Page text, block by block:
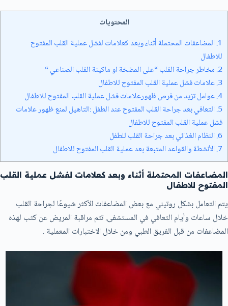
المحتويات
1. المضاعفات المحتملة أثناء وبعد كعلامات لفشل عملية القلب المفتوح
للاطفال
2. مخاطر جراحة القلب “على المضخة او ماكينة القلب الصناعي “
3. علامات فشل عملية القلب المفتوح للاطفال
4. عوامل تزيد من فرص ظهورعلامات فشل عملية القلب المفتوح للاطفال
5. التعافي بعد جراحة القلب المفتوح عند الطفل :التاهيل لمنع ظهور علامات
فشل عملية القلب المفتوح للاطفال
6. النظام الغذائي بعد جراحة القلب للطفل
7. الأنشطة والقواعد المتبعة بعد عملية القلب المفتوح للاطفال
المضاعفات المحتملة أثناء وبعد كعلامات لفشل عملية القلب
المفتوح للاطفال
يتم التعامل بشكل روتيني مع بعض المضاعفات الأكثر شيوعًا لجراحة القلب
خلال ساعات وأيام التعافي في المستشفى. تتم مراقبة المريض عن كثب لهذه
المضاعفات من قبل الفريق الطبي ومن خلال الاختبارات المعملية .